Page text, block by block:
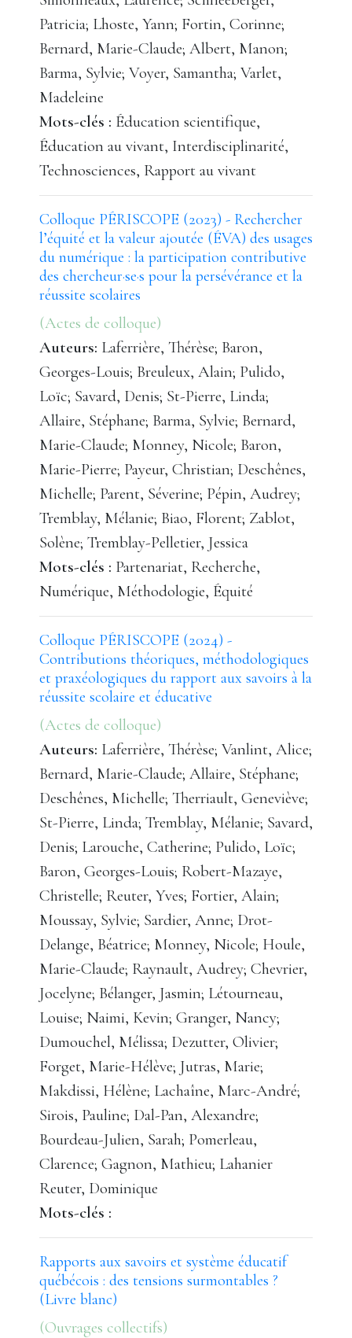
Patricia; Lhoste, Yann; Fortin, Corinne;
Bernard, Marie-Claude; Albert, Manon;
Barma, Sylvie; Voyer, Samantha; Varlet,
Madeleine
Mots-clés : Éducation scientifique,
Éducation au vivant, Interdisciplinarité,
Technosciences, Rapport au vivant
Colloque PÉRISCOPE (2023) - Rechercher
l’équité et la valeur ajoutée (ÉVA) des usages
du numérique : la participation contributive
des chercheur·se·s pour la persévérance et la
réussite scolaires
(Actes de colloque)
Auteurs: Laferrière, Thérèse; Baron,
Georges-Louis; Breuleux, Alain; Pulido,
Loïc; Savard, Denis; St-Pierre, Linda;
Allaire, Stéphane; Barma, Sylvie; Bernard,
Marie-Claude; Monney, Nicole; Baron,
Marie-Pierre; Payeur, Christian; Deschênes,
Michelle; Parent, Séverine; Pépin, Audrey;
Tremblay, Mélanie; Biao, Florent; Zablot,
Solène; Tremblay-Pelletier, Jessica
Mots-clés : Partenariat, Recherche,
Numérique, Méthodologie, Équité
Colloque PÉRISCOPE (2024) -
Contributions théoriques, méthodologiques
et praxéologiques du rapport aux savoirs à la
réussite scolaire et éducative
(Actes de colloque)
Auteurs: Laferrière, Thérèse; Vanlint, Alice;
Bernard, Marie-Claude; Allaire, Stéphane;
Deschênes, Michelle; Therriault, Geneviève;
St-Pierre, Linda; Tremblay, Mélanie; Savard,
Denis; Larouche, Catherine; Pulido, Loïc;
Baron, Georges-Louis; Robert-Mazaye,
Christelle; Reuter, Yves; Fortier, Alain;
Moussay, Sylvie; Sardier, Anne; Drot-
Delange, Béatrice; Monney, Nicole; Houle,
Marie-Claude; Raynault, Audrey; Chevrier,
Jocelyne; Bélanger, Jasmin; Létourneau,
Louise; Naimi, Kevin; Granger, Nancy;
Dumouchel, Mélissa; Dezutter, Olivier;
Forget, Marie-Hélève; Jutras, Marie;
Makdissi, Hélène; Lachaîne, Marc-André;
Sirois, Pauline; Dal-Pan, Alexandre;
Bourdeau-Julien, Sarah; Pomerleau,
Clarence; Gagnon, Mathieu; Lahanier
Reuter, Dominique
Mots-clés :
Rapports aux savoirs et système éducatif
québécois : des tensions surmontables ?
(Livre blanc)
(Ouvrages collectifs)